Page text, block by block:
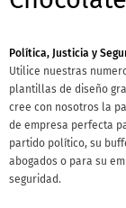
Política, Justicia y
Utilice nuestras
plantillas de diseño
cree con nosotros la
de empresa perfecta
partido político, su
abogados o para su
seguridad.